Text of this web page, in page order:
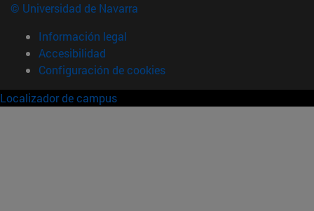
© Universidad de Navarra
Información legal
Accesibilidad
Configuración de cookies
Localizador de campus